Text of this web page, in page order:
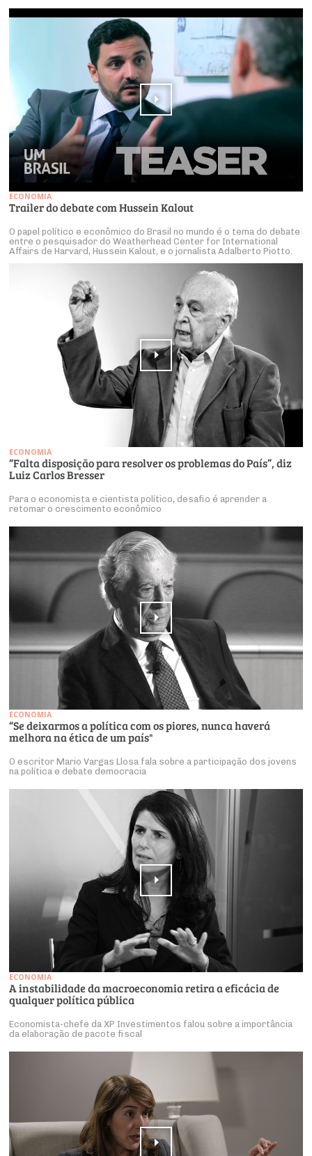
ECONOMIA
Trailer do debate com Hussein Kalout
O papel político e econômico do Brasil no mundo é o tema do debate
entre o pesquisador do Weatherhead Center for International
Affairs de Harvard, Hussein Kalout, e o jornalista Adalberto Piotto.
ECONOMIA
“Falta disposição para resolver os problemas do País”, diz
Luiz Carlos Bresser
Para o economista e cientista político, desafio é aprender a
retomar o crescimento econômico
ECONOMIA
“Se deixarmos a política com os piores, nunca haverá
melhora na ética de um país"
O escritor Mario Vargas Llosa fala sobre a participação dos jovens
na política e debate democracia
ECONOMIA
A instabilidade da macroeconomia retira a eficácia de
qualquer política pública
Economista-chefe da XP Investimentos falou sobre a importância
da elaboração de pacote fiscal